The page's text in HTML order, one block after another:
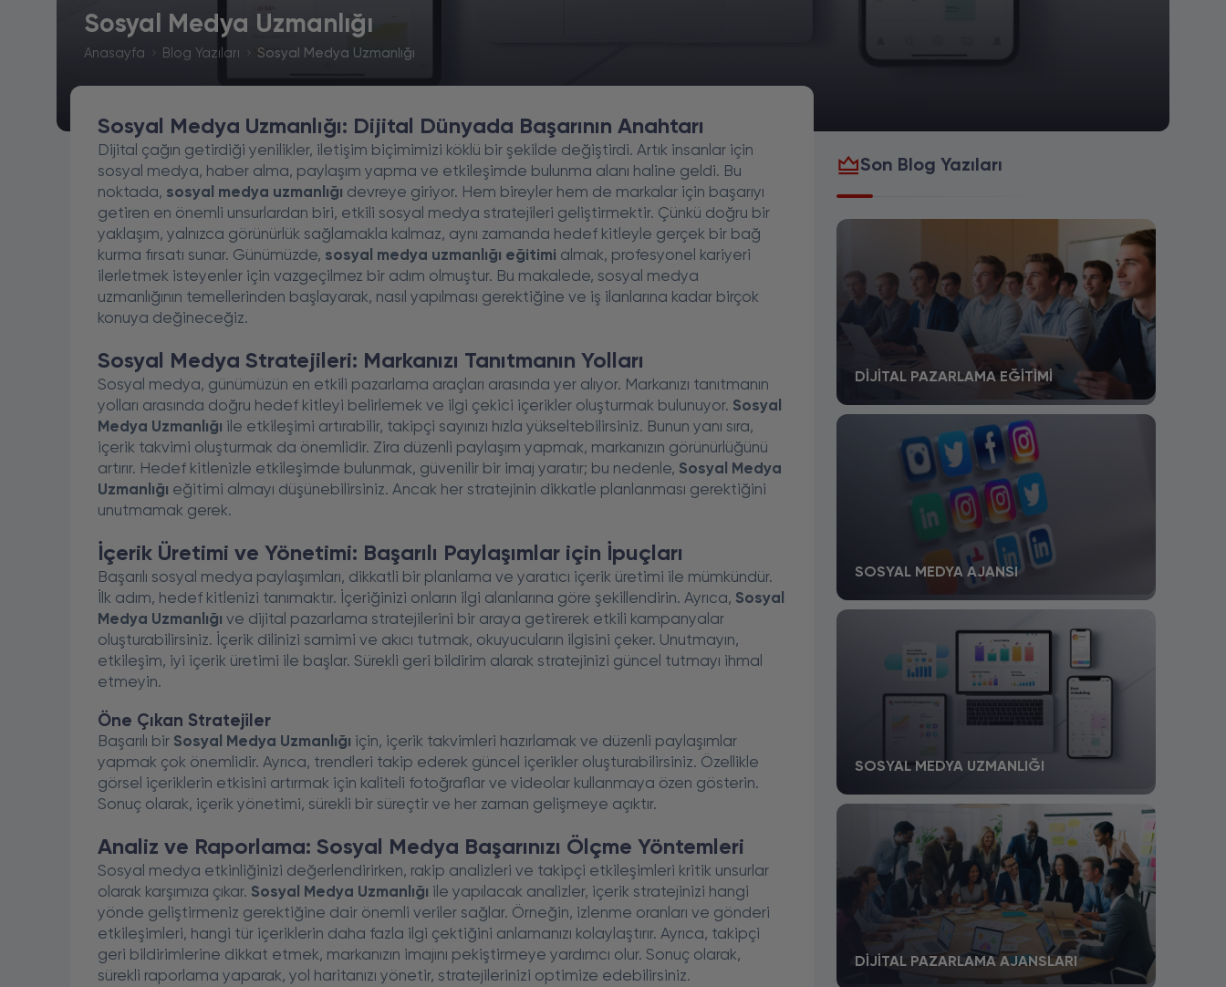
Sosyal Medya Uzmanlığı
Anasayfa Blog Yazıları Sosyal Medya Uzmanlığı
Sosyal Medya Uzmanlığı: Dijital Dünyada Başarının Anahtarı
Dijital çağın getirdiği yenilikler, iletişim biçimimizi köklü bir şekilde değiştirdi. Artık insanlar için
sosyal medya, haber alma, paylaşım yapma ve etkileşimde bulunma alanı haline geldi. Bu
noktada, sosyal medya uzmanlığı devreye giriyor. Hem bireyler hem de markalar için başarıyı
getiren en önemli unsurlardan biri, etkili sosyal medya stratejileri geliştirmektir. Çünkü doğru bir
yaklaşım, yalnızca görünürlük sağlamakla kalmaz, aynı zamanda hedef kitleyle gerçek bir bağ
kurma fırsatı sunar. Günümüzde, sosyal medya uzmanlığı eğitimi almak, profesyonel kariyeri
ilerletmek isteyenler için vazgeçilmez bir adım olmuştur. Bu makalede, sosyal medya
uzmanlığının temellerinden başlayarak, nasıl yapılması gerektiğine ve iş ilanlarına kadar birçok
konuya değineceğiz.
Sosyal Medya Stratejileri: Markanızı Tanıtmanın Yolları
Sosyal medya, günümüzün en etkili pazarlama araçları arasında yer alıyor. Markanızı tanıtmanın
yolları arasında doğru hedef kitleyi belirlemek ve ilgi çekici içerikler oluşturmak bulunuyor. Sosyal
Medya Uzmanlığı ile etkileşimi artırabilir, takipçi sayınızı hızla yükseltebilirsiniz. Bunun yanı sıra,
içerik takvimi oluşturmak da önemlidir. Zira düzenli paylaşım yapmak, markanızın görünürlüğünü
artırır. Hedef kitlenizle etkileşimde bulunmak, güvenilir bir imaj yaratır; bu nedenle, Sosyal Medya
Uzmanlığı eğitimi almayı düşünebilirsiniz. Ancak her stratejinin dikkatle planlanması gerektiğini
unutmamak gerek.
İçerik Üretimi ve Yönetimi: Başarılı Paylaşımlar için İpuçları
Başarılı sosyal medya paylaşımları, dikkatli bir planlama ve yaratıcı içerik üretimi ile mümkündür.
İlk adım, hedef kitlenizi tanımaktır. İçeriğinizi onların ilgi alanlarına göre şekillendirin. Ayrıca, Sosyal
Medya Uzmanlığı ve dijital pazarlama stratejilerini bir araya getirerek etkili kampanyalar
oluşturabilirsiniz. İçerik dilinizi samimi ve akıcı tutmak, okuyucuların ilgisini çeker. Unutmayın,
etkileşim, iyi içerik üretimi ile başlar. Sürekli geri bildirim alarak stratejinizi güncel tutmayı ihmal
etmeyin.
Öne Çıkan Stratejiler
Başarılı bir Sosyal Medya Uzmanlığı için, içerik takvimleri hazırlamak ve düzenli paylaşımlar
yapmak çok önemlidir. Ayrıca, trendleri takip ederek güncel içerikler oluşturabilirsiniz. Özellikle
görsel içeriklerin etkisini artırmak için kaliteli fotoğraflar ve videolar kullanmaya özen gösterin.
Sonuç olarak, içerik yönetimi, sürekli bir süreçtir ve her zaman gelişmeye açıktır.
Analiz ve Raporlama: Sosyal Medya Başarınızı Ölçme Yöntemleri
Sosyal medya etkinliğinizi değerlendirirken, rakip analizleri ve takipçi etkileşimleri kritik unsurlar
olarak karşımıza çıkar. Sosyal Medya Uzmanlığı ile yapılacak analizler, içerik stratejinizi hangi
yönde geliştirmeniz gerektiğine dair önemli veriler sağlar. Örneğin, izlenme oranları ve gönderi
etkileşimleri, hangi tür içeriklerin daha fazla ilgi çektiğini anlamanızı kolaylaştırır. Ayrıca, takipçi
geri bildirimlerine dikkat etmek, markanızın imajını pekiştirmeye yardımcı olur. Sonuç olarak,
sürekli raporlama yaparak, yol haritanızı yönetir, stratejilerinizi optimize edebilirsiniz.
Son Blog Yazıları
DIJITAL PAZARLAMA EĞITIMI
SOSYAL MEDYA AJANSI
SOSYAL MEDYA UZMANLIĞI
DIJITAL PAZARLAMA AJANSLARI